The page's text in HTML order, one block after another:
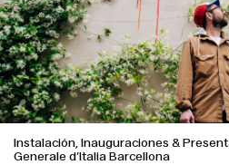
Instalación, Inauguraciones &
Generale d’Italia Barcellona